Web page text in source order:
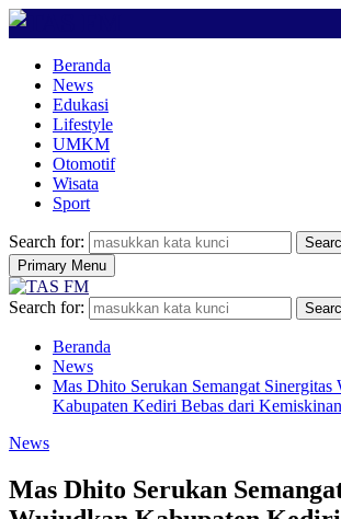
Beranda
News
Edukasi
Lifestyle
UMKM
Otomotif
Wisata
Sport
Search for:
Primary Menu
Search for:
Beranda
News
Mas Dhito Serukan Semangat Sinergitas
Kabupaten Kediri Bebas dari
News
Mas Dhito Serukan